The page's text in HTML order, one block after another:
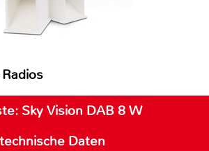
Sky Vision DAB 8 W
Daten